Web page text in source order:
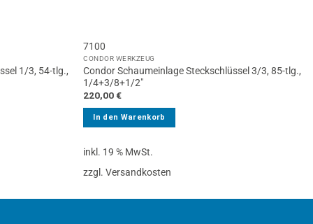
1/3, 54-tlg.,
7100
CONDOR WERKZEUG
Condor Schaumeinlage Steckschlüssel 3/3, 85-tlg.,
1/4+3/8+1/2″
220,00€
In den Warenkorb
inkl. 19 % MwSt.
zzgl. Versandkosten